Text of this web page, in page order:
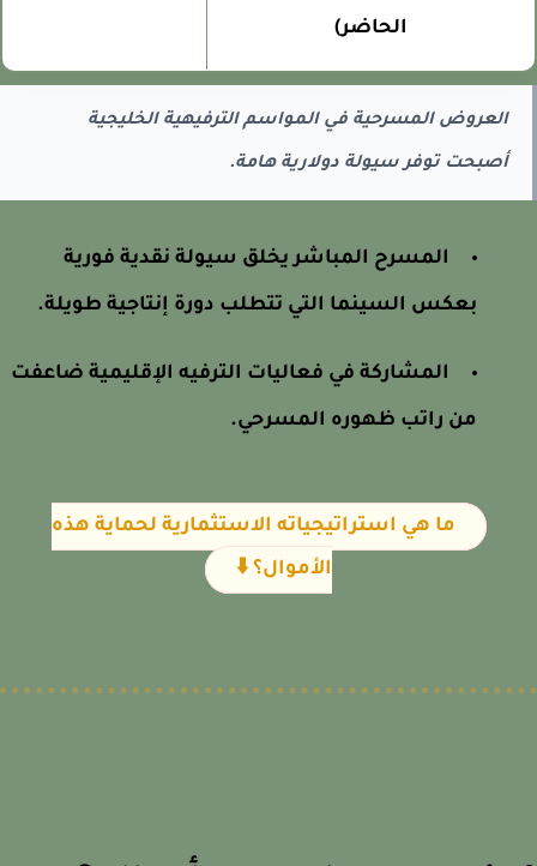
الحاضر)
العروض المسرحية في المواسم الترفيهية الخليجية
أصبحت توفر سيولة دولارية هامة.
المسرح المباشر يخلق سيولة نقدية فورية
بعكس السينما التي تتطلب دورة إنتاجية طويلة.
المشاركة في فعاليات الترفيه الإقليمية ضاعفت
من راتب ظهوره المسرحي.
ما هي استراتيجياته الاستثمارية لحماية هذه
الأموال؟ ⬇️